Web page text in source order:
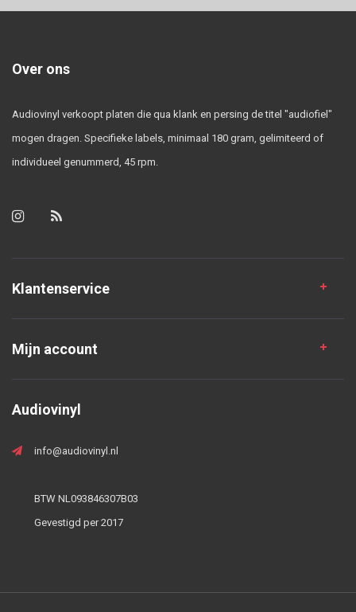
Over ons
Audiovinyl verkoopt platen die qua klank en persing de titel "audiofiel"
mogen dragen. Specifieke labels, minimaal 180 gram, gelimiteerd of
individueel genummerd, 45 rpm.
Klantenservice
Mijn account
Audiovinyl
info@audiovinyl.nl
BTW NL093846307B03
Gevestigd per 2017